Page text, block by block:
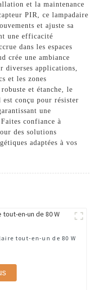
et la maintenance
PIR, ce lampadaire
et ajuste sa
une efficacité
dans les espaces
crée une ambiance
diverses applications,
et les zones
et étanche, le
conçu pour résister
une
confiance à
des solutions
adaptées à vos
tout-en-un de 80 W